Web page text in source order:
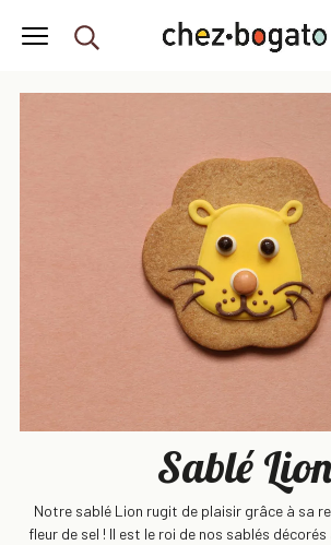
Sablé Lion
Notre sablé Lion rugit de plaisir grâce à sa
fleur de sel ! Il est le roi de nos sablés